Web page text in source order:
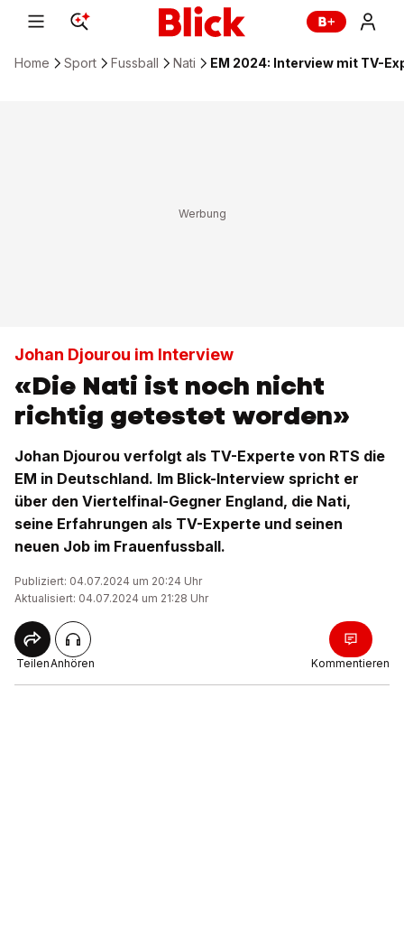
Home Sport Fussball Nati EM 2024: Interview mit TV-
Johan Djourou im Interview
«Die Nati ist noch nicht
richtig getestet worden»
Johan Djourou verfolgt als TV-Experte von RTS die
EM in Deutschland. Im Blick-Interview spricht er
über den Viertelfinal-Gegner England, die Nati,
seine Erfahrungen als TV-Experte und seinen
neuen Job im Frauenfussball.
Publiziert: 04.07.2024 um 20:24 Uhr
Aktualisiert: 04.07.2024 um 21:28 Uhr
TeilenAnhören Kommentieren